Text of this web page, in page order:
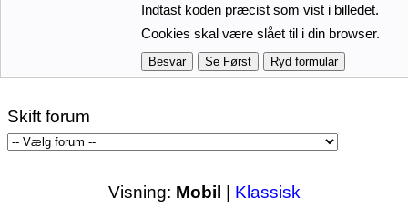
Indtast koden præcist som vist i billedet.
Cookies skal være slået til i din browser.
Skift forum
Visning: Mobil | Klassisk